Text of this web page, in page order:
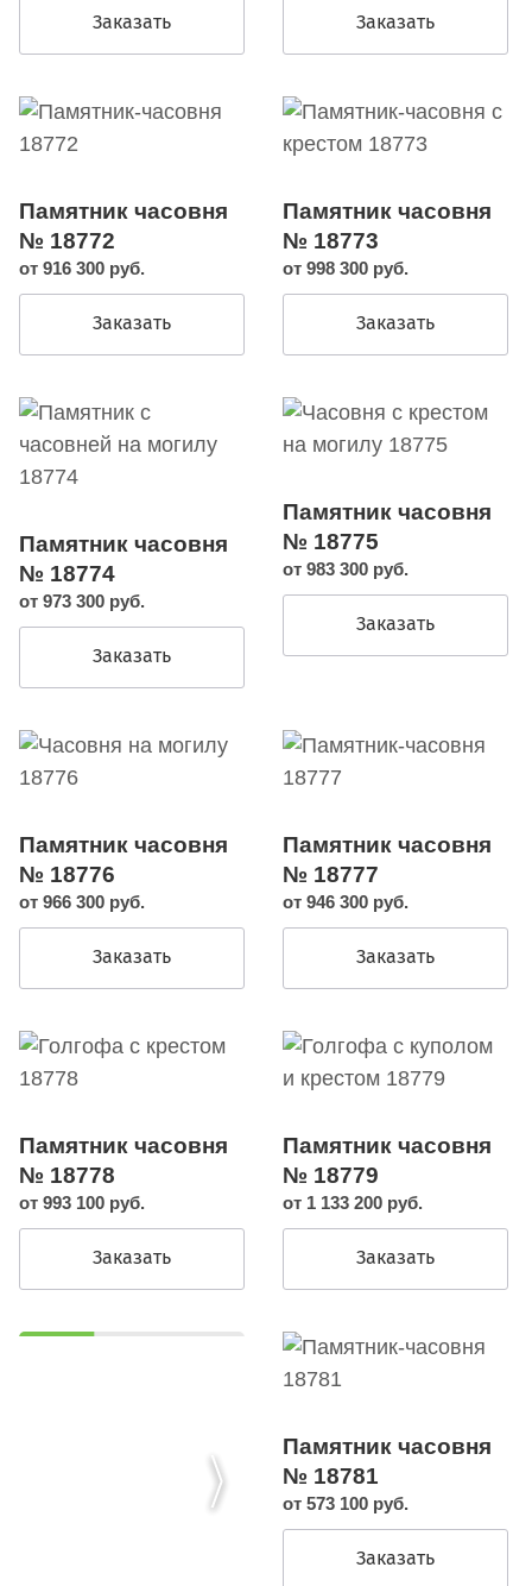
Заказать Заказать
Памятник часовня
№ 18772
от 916 300 руб.
Заказать
Памятник часовня
№ 18773
от 998 300 руб.
Заказать
Памятник часовня
№ 18774
от 973 300 руб.
Заказать
Памятник часовня
№ 18775
от 983 300 руб.
Заказать
Памятник часовня
№ 18776
от 966 300 руб.
Заказать
Памятник часовня
№ 18777
от 946 300 руб.
Заказать
Памятник часовня
№ 18778
от 993 100 руб.
Заказать
Памятник часовня
№ 18779
от 1 133 200 руб.
Заказать
Памятник часовня
№ 18781
от 573 100 руб.
Заказать